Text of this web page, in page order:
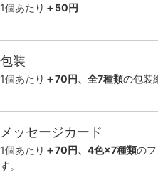
1個あたり ＋50円
包装
1個あたり ＋70円、全7種類の包装
メッセージカード
1個あたり ＋70円、4色×7種類の
す。